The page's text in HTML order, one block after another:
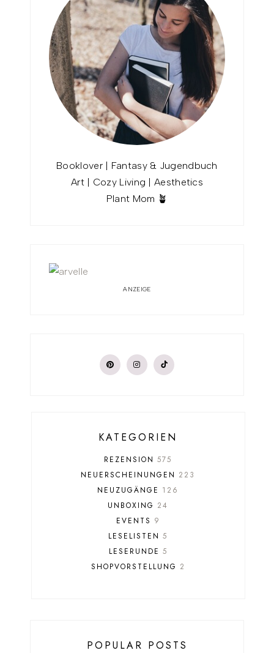
Booklover | Fantasy & Jugendbuch
Art | Cozy Living | Aesthetics
Plant Mom 🪴
ANZEIGE
KATEGORIEN
REZENSION 575
NEUERSCHEINUNGEN 223
NEUZUGÄNGE 126
UNBOXING 24
EVENTS 9
LESELISTEN 5
LESERUNDE 5
SHOPVORSTELLUNG 2
POPULAR POSTS